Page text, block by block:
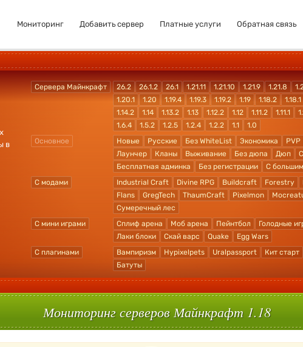
Мониторинг Добавить сервер Платные услуги Обратная связь
в
Сервера Майнкрафт 26.2 26.1.2 26.1 1.21.11 1.21.10 1.21.9 1.21.8
1.20.1
1.20 1.19.4 1.19.3 1.19.2 1.19 1.18.2 1.18.1
1.14.2
1.14 1.13.2 1.13 1.12.2 1.12 1.11.2 1.11.1
1.6.4
1.5.2 1.2.5 1.2.4 1.2.2 1.1
1.0
Основное
Новые Русские Без WhiteList Экономика PVP
Лаунчер
Кланы Выживание Без дюпа Дюп
Бесплатная админка
Без регистрации
С
С модами
Industrial Craft Divine RPG Buildcraft Forestry
Flans
GregTech ThaumCraft Pixelmon
Сумеречный лес
С мини играми
Сплиф арена Моб арена Пейнтбол Голодные
Лаки блоки
Скай варс Quake
Egg Wars
С плагинами
Вампиризм Hypixelpets Uralpassport Кит старт
Батуты
Мониторинг серверов Майнкрафт 1.18